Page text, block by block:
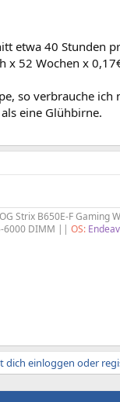
etwa 40 Stunden
52 Wochen x
so verbrauche
eine Glühbirne.
Strix B650E-F Gaming
6000 DIMM || OS:
dich einloggen oder